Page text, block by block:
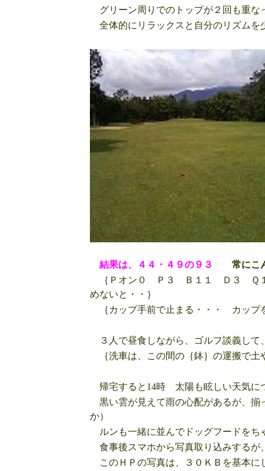
グリーン周りでのトップが２回も重な
全体的にリラックスと自分のリズムを
結果は、４４・４９の９３
常にこ
｛Ｐオン０ Ｐ３ Ｂ１１ Ｄ３ Ｑ
めないと・・｝
｛カップ手前で止まる・・・ カップ
３人で昼食しながら、ゴルフ談義して
｛洗車は、この間の｛鉢｝の運搬で
帰宅すると14時 太陽も眩しい天気に
黒い雲が見えて雨の心配があるが、揃
か）
ルンも一緒に並んでドッグフードをち
食事後スマホから写真取り込みするが
このＨＰの写真は、３０ＫＢを基本